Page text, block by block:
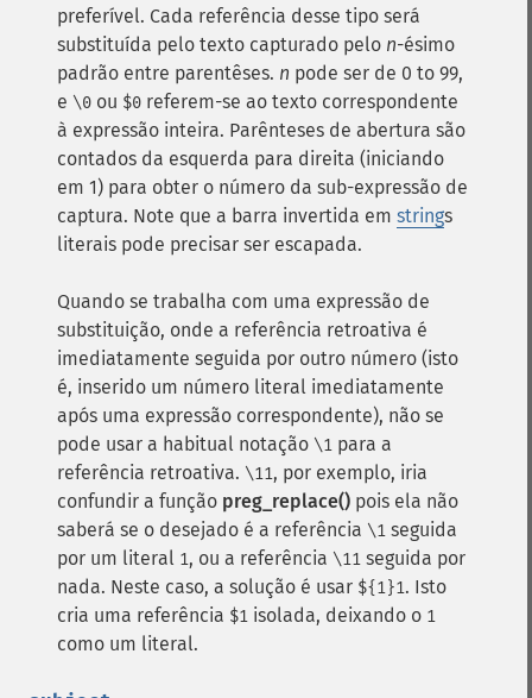
preferível. Cada referência desse tipo será
substituída pelo texto capturado pelo n-ésimo
padrão entre parentêses. n pode ser de 0 to 99,
e \0 ou $0 referem-se ao texto correspondente
à expressão inteira. Parênteses de abertura são
contados da esquerda para direita (iniciando
em 1) para obter o número da sub-expressão de
captura. Note que a barra invertida em strings
literais pode precisar ser escapada.
Quando se trabalha com uma expressão de
substituição, onde a referência retroativa é
imediatamente seguida por outro número (isto
é, inserido um número literal imediatamente
após uma expressão correspondente), não se
pode usar a habitual notação \1 para a
referência retroativa. \11, por exemplo, iria
confundir a função preg_replace() pois ela não
saberá se o desejado é a referência \1 seguida
por um literal 1, ou a referência \11 seguida por
nada. Neste caso, a solução é usar ${1}1. Isto
cria uma referência $1 isolada, deixando o 1
como um literal.